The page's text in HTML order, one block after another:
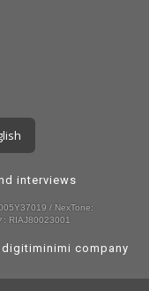
interviews
/ NexTone:
: RIAJ80023001
digitiminimi company